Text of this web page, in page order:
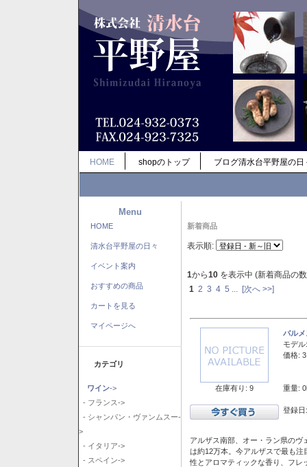
HOME shopのトップ ブログ清水台平野屋の日
Menu
HOME
清水台平野屋の日々
イベント案内
おすすめの商品
カートを見る
マイページへ
カテゴリ
ワイン->
- フランス->
- シャンパン・ヴァンムスー-
>
- イタリア->
- スペイン->
新着商品
表示順:
1から10 を表示中 (新着商品の
1 2 3 4 5 [次へ >>]
在庫有り: 9
バル
モデル:
価格:
重量:
登録
アルザス南部、オー・ラン県の
は約12万本。今アルザスで最も
性とアロマティックな香り、フレ